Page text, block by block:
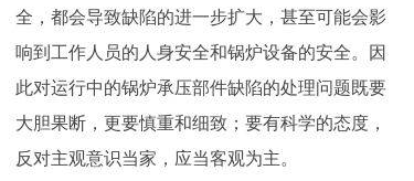
全，都会导致缺陷的进一步扩大，甚至可能会影
响到工作人员的人身安全和锅炉设备的安全。因
此对运行中的锅炉承压部件缺陷的处理问题既要
大胆果断，更要慎重和细致；要有科学的态度，
反对主观意识当家，应当客观为主。